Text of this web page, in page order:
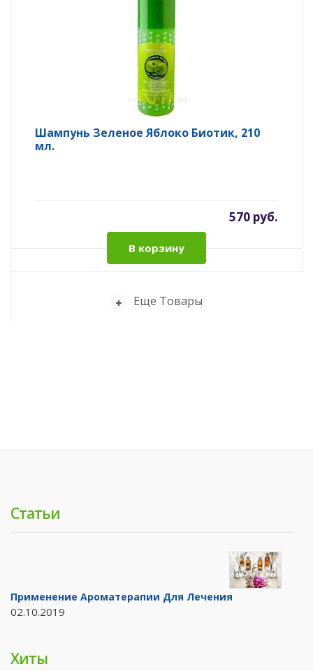
Шампунь Зеленое Яблоко Биотик, 210
мл.
570 руб.
В корзину
Еще Товары
Статьи
Применение Ароматерапии Для Лечения
02.10.2019
Хиты